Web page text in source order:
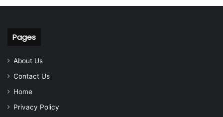
Pages
About Us
Contact Us
Home
Privacy Policy